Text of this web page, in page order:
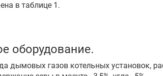
в таблице 1.
оборудование.
дымовых газов котельных установок,